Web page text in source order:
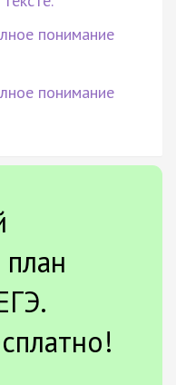
понимание
понимание